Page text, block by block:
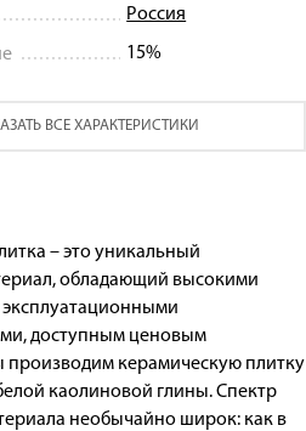
Россия
15%
ВСЕ ХАРАКТЕРИСТИКИ
– это уникальный
обладающий высокими
доступным ценовым
керамическую плитку
каолиновой глины. Спектр
необычайно широк: как в